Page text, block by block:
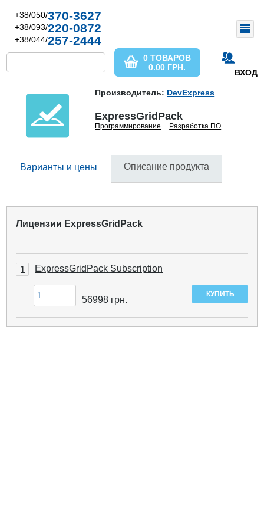
+38/050/370-3627
+38/093/220-0872
+38/044/257-2444
ВХОД
0 ТОВАРОВ
0.00 ГРН.
Производитель: DevExpress
ExpressGridPack
Программирование Разработка ПО
Варианты и цены Описание продукта
Лицензии ExpressGridPack
1 ExpressGridPack Subscription
56998 грн.